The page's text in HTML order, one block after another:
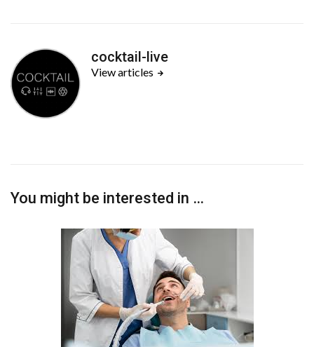
cocktail-live
View articles
You might be interested in …